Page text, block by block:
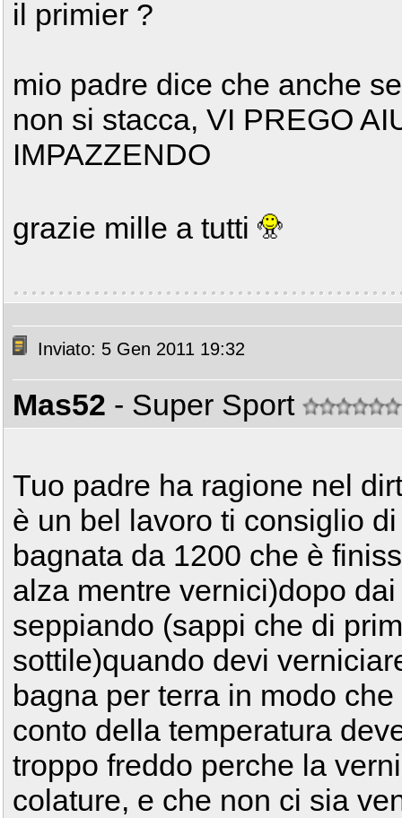
il primier ?
mio padre dice che anche
non si stacca, VI PREGO
IMPAZZENDO
grazie mille a tutti
Inviato: 5 Gen 2011 19:32
Mas52 - Super Sport
Tuo padre ha ragione nel
è un bel lavoro ti consiglio
bagnata da 1200 che è
alza mentre vernici)dopo
seppiando (sappi che di
sottile)quando devi
bagna per terra in modo
conto della temperatura
troppo freddo perche la
colature, e che non ci sia